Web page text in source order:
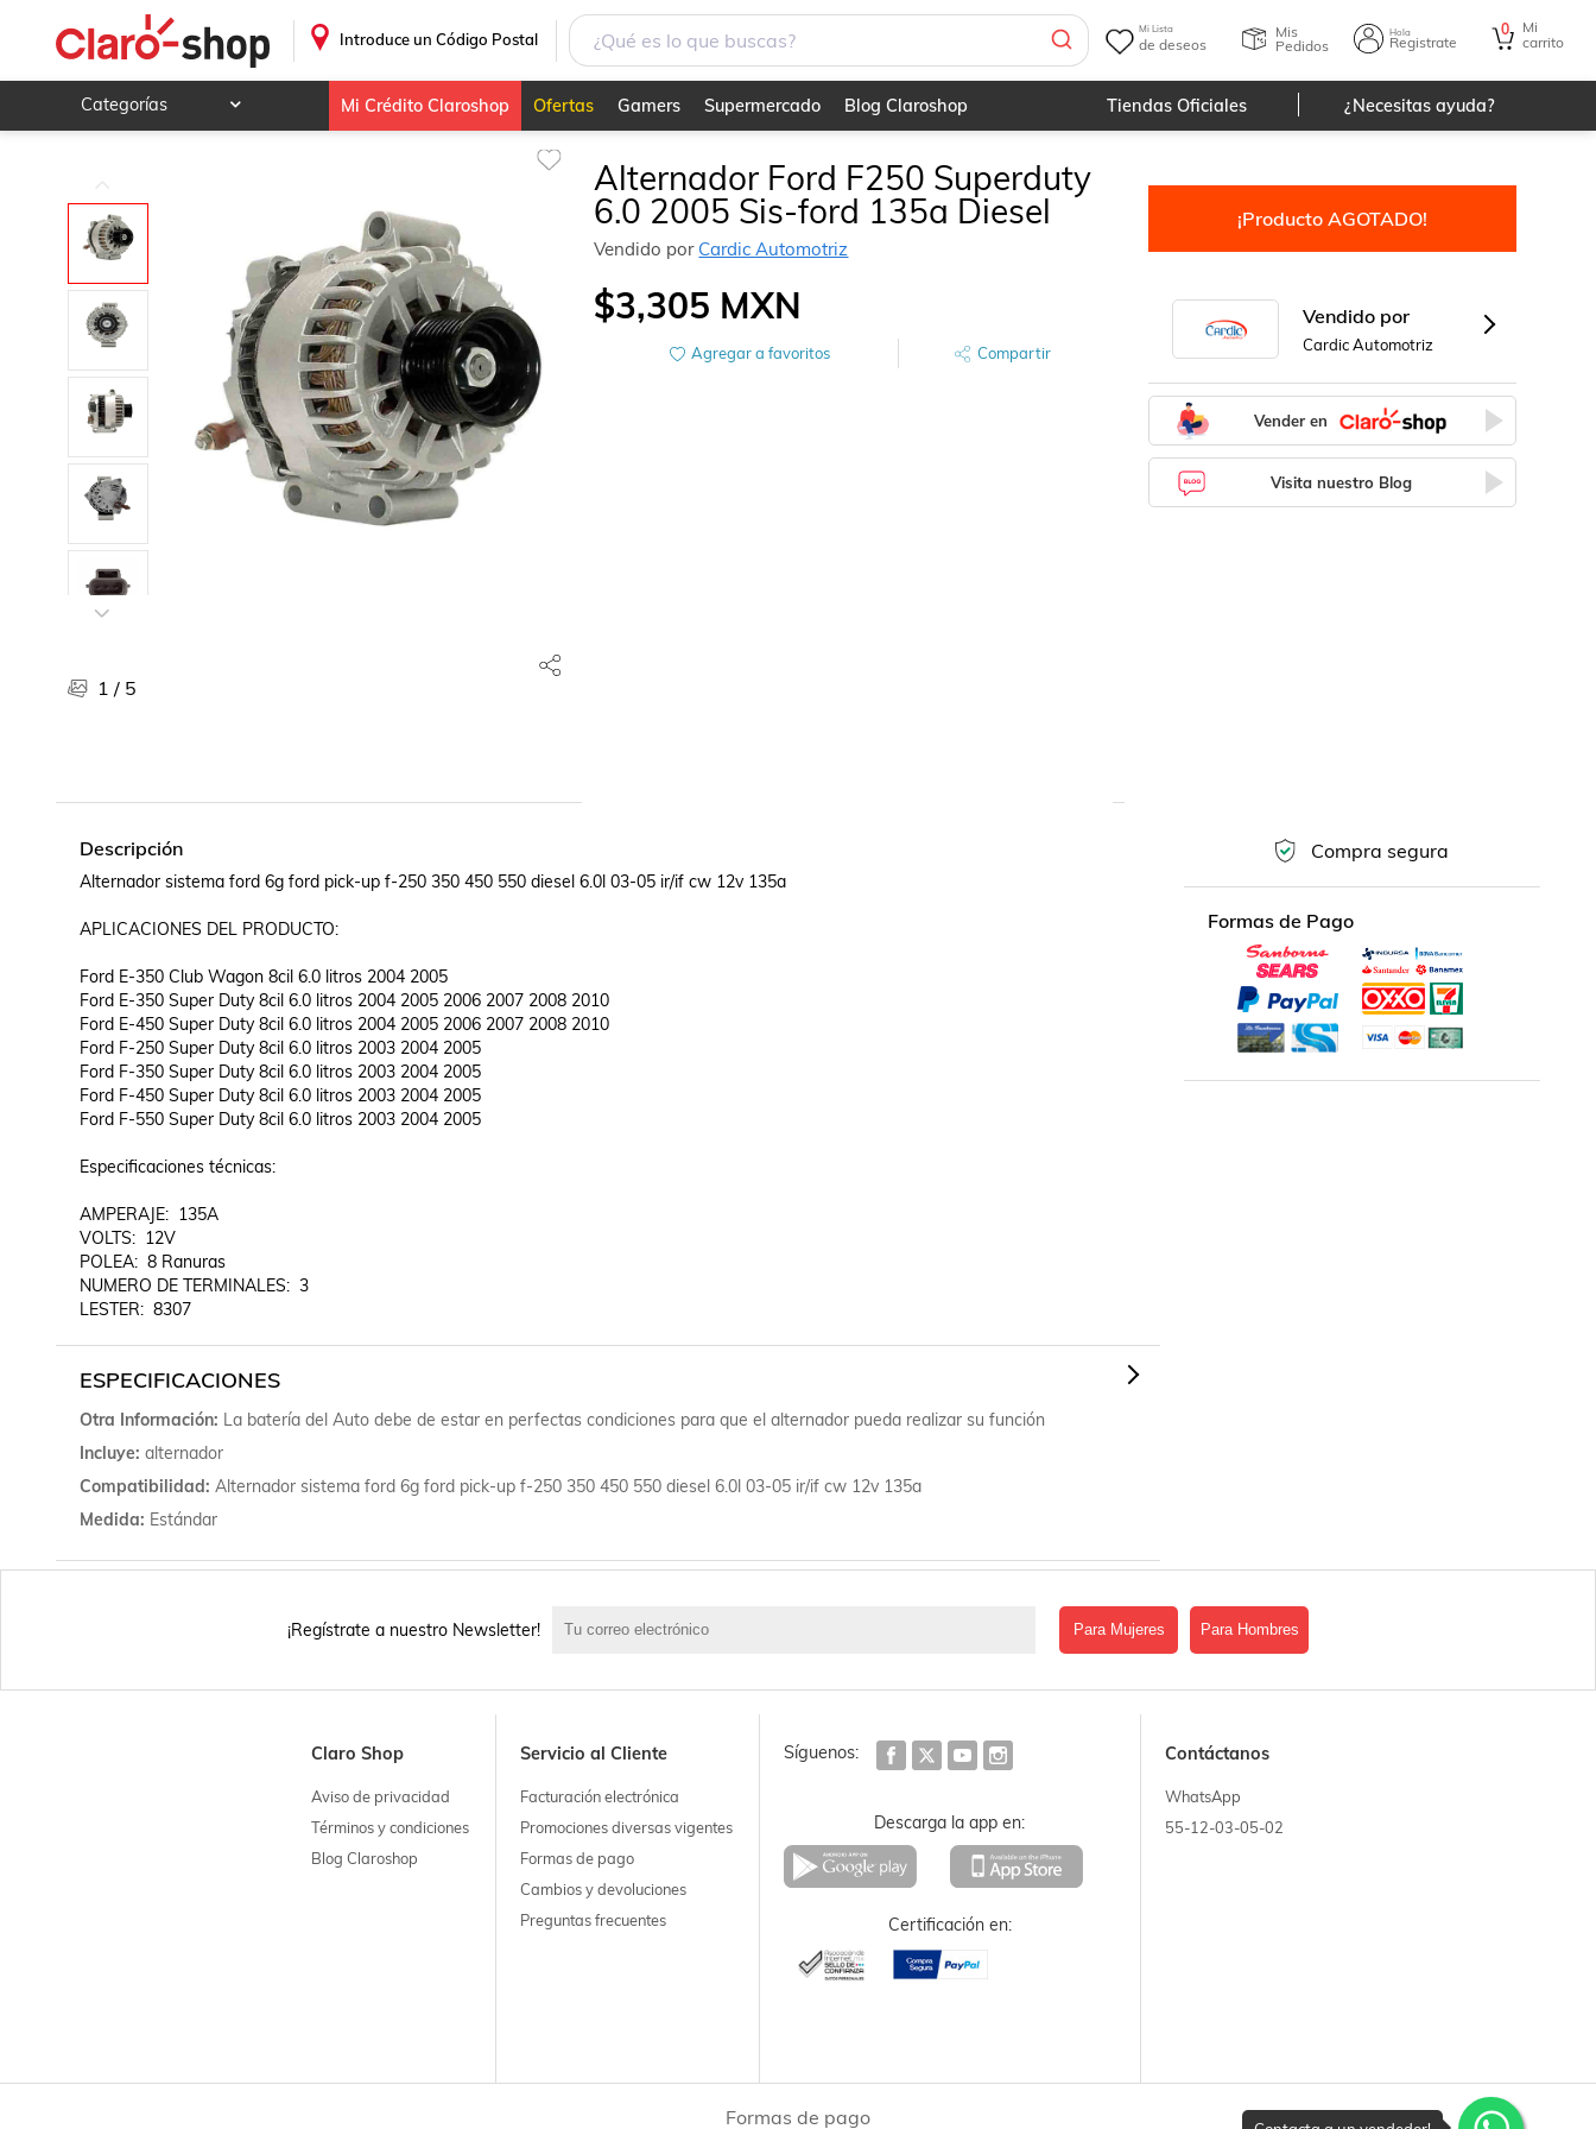
Introduce un Código Postal
Mi Lista
de deseos
Mis
Pedidos
Hola
Registrate
0
Mi
carrito
Categorías
Videojuegos
Hogar y jardín
Animales y mascotas
Ferretería y autos
Ropa, calzado y accesorios
Mamá y bebé
Salud, belleza y cuidado personal
Joyería y relojes
Juegos y juguetes
Libros, revistas y comics
Películas, series de tv y música
Otras categorías
Súpermercado
Mi Crédito Claroshop Ofertas Gamers Supermercado Blog Claroshop Tiendas Oficiales ¿Necesitas ayuda?
1 / 5
Alternador Ford F250 Superduty
6.0 2005 Sis-ford 135a Diesel
Vendido por Cardic Automotriz
$3,305 MXN
Agregar a favoritos Compartir
¡Producto AGOTADO!
Vendido por
Cardic Automotriz
Vender en
Visita nuestro Blog
Descripción
Alternador sistema ford 6g ford pick-up f-250 350 450 550 diesel 6.0l 03-05 ir/if cw 12v 135a
APLICACIONES DEL PRODUCTO:
Ford E-350 Club Wagon 8cil 6.0 litros 2004 2005
Ford E-350 Super Duty 8cil 6.0 litros 2004 2005 2006 2007 2008 2010
Ford E-450 Super Duty 8cil 6.0 litros 2004 2005 2006 2007 2008 2010
Ford F-250 Super Duty 8cil 6.0 litros 2003 2004 2005
Ford F-350 Super Duty 8cil 6.0 litros 2003 2004 2005
Ford F-450 Super Duty 8cil 6.0 litros 2003 2004 2005
Ford F-550 Super Duty 8cil 6.0 litros 2003 2004 2005
Especificaciones técnicas:
AMPERAJE:  135A
VOLTS:  12V
POLEA:  8 Ranuras
NUMERO DE TERMINALES:  3
LESTER:  8307
ESPECIFICACIONES
Otra Información La batería del Auto debe de estar en perfectas condiciones para que el alternador pueda realizar su función
Incluye alternador
Compatibilidad Alternador sistema ford 6g ford pick-up f-250 350 450 550 diesel 6.0l 03-05 ir/if cw 12v 135a
Medida Estándar
Compra segura
Formas de Pago
¡Regístrate a nuestro Newsletter! Para Mujeres Para Hombres
Claro Shop
Aviso de privacidad
Términos y condiciones
Blog Claroshop
Servicio al Cliente
Facturación electrónica
Promociones diversas vigentes
Formas de pago
Cambios y devoluciones
Preguntas frecuentes
Síguenos:
Descarga la app en:
Certificación en:
Contáctanos
WhatsApp
55-12-03-05-02
Formas de pago
Alternador Ford F250 Superduty 6.0 2005 Sis-ford 135a Diesel